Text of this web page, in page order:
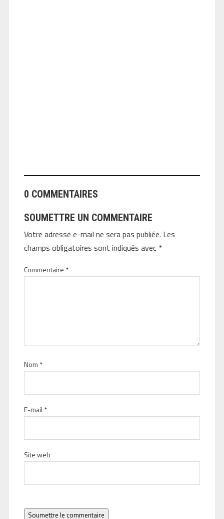
0 COMMENTAIRES
SOUMETTRE UN COMMENTAIRE
Votre adresse e-mail ne sera pas publiée. Les
champs obligatoires sont indiqués avec *
Commentaire *
Nom *
E-mail *
Site web
Soumettre le commentaire